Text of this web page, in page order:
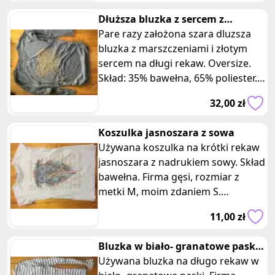
Twojej garderoby, który dodaje
charakteru i inspirującego
przekazu.
zapewnia komfort noszenia i jest
przyjemna dla skóry. Chociaż jest
używana, nadal ma wiele do
zaoferowania i może służyć jako
doskonała baza dla różnych
dodatek do Twojej garderoby, który
doda niebieskiego koloru i
wygodnego stylu.
Dłuższa bluzka z sercem z
marszczeniami oversize
Pare razy założona szara dluzsza
bluzka z marszczeniami i złotym
sercem na długi rekaw. Oversize.
Skład: 35% bawełna, 65% poliester.
Wymiary: długość 65 cm, szerokość
48 cm. Bluzka ma oversize'owy krój,
Ta szara bluzka z marszczeniami
wzbogacona złotym sercem jest nie
tylko stylowa, ale także wygodna w
noszeniu. Może być idealnym
wyborem do tworzenia różnych
doskonały dodatek do Twojej
garderoby, który doda stylu i
wygody.
32,00 zł
Koszulka jasnoszara z sowa
Używana koszulka na krótki rekaw
jasnoszara z nadrukiem sowy. Skład
bawełna. Firma gęsi, rozmiar z
metki M, moim zdaniem S.
Wymiary: długość 62 cm, szerokość
39 cm. Koszulka jest wykonana z
noszenia. Jasnoszary kolor i nadruk
sowy nadają koszulce uroku i
11,00 zł
Bluzka w biało- granatowe paski
na długi rekaw tchibo
Używana bluzka na długo rekaw w